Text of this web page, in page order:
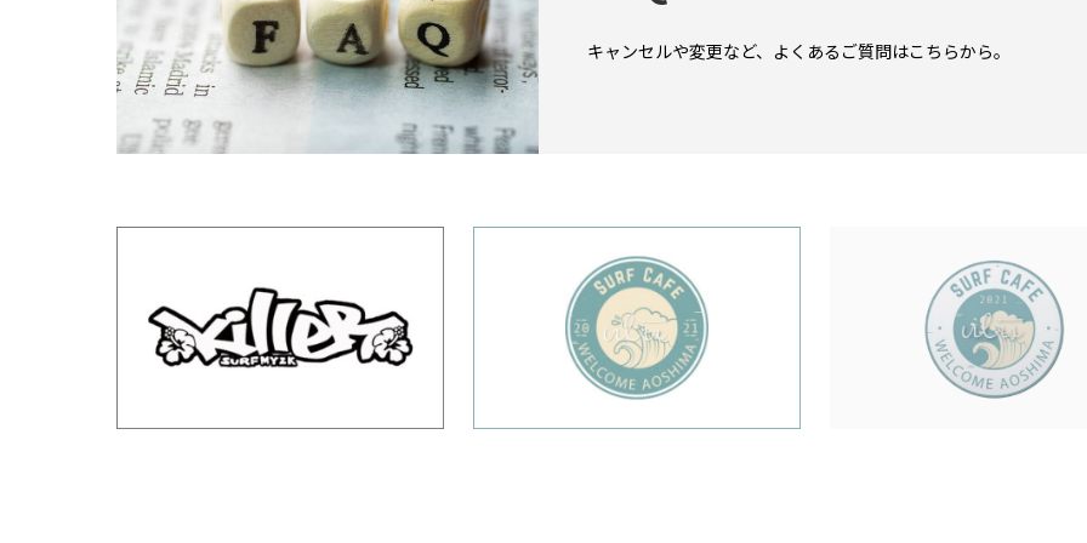
キャンセルや変更など、よくあるご質問はこちらから。